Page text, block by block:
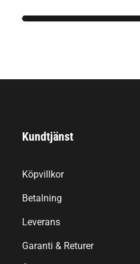
Kundtjänst
Köpvillkor
Betalning
Leverans
Garanti & Returer